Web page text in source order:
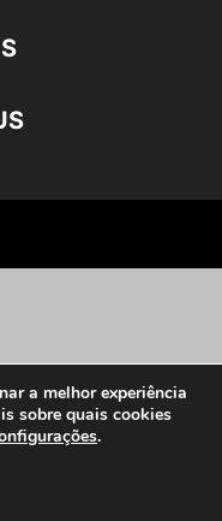
a melhor experiência
sobre quais cookies
.